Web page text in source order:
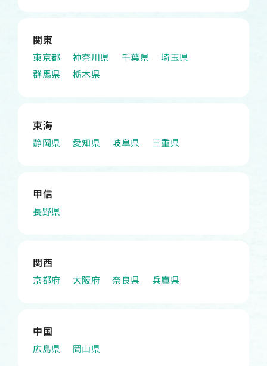
関東
東京都 神奈川県 千葉県
埼玉県
群馬県
栃木県
東海
静岡県 愛知県 岐阜県 三重県
甲信
長野県
関西
京都府 大阪府 奈良県 兵庫県
中国
広島県 岡山県